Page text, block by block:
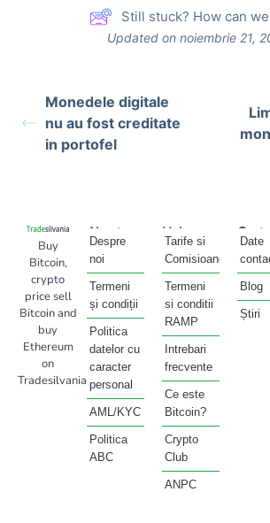
Still stuck? How can
Updated on noiembrie 21,
Monedele digitale
nu au fost creditate
in portofel
Buy
Bitcoin,
crypto
price sell
Bitcoin and
buy
Ethereum
on
Tradesilvania
About
Despre
noi
Termeni
și condiții
Politica
datelor cu
caracter
personal
AML/KYC
Politica
ABC
Help
Tarife si
Comisioane
Termeni
si conditii
RAMP
Intrebari
frecvente
Ce este
Bitcoin?
Crypto
Club
ANPC
Date
Blog
Știri